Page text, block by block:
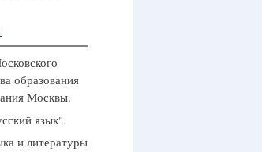
.
образования
Москвы.
язык".
и литературы